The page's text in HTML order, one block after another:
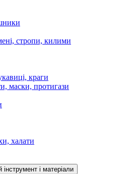
стропи, килими
краги
маски, протигази
халати
і матеріали